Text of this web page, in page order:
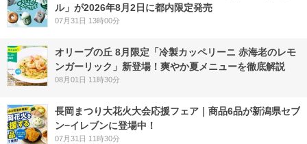
ル」が2026年8月2日に都内限定発売
07月31日 13時00分
オリーブの丘 8月限定「冷製カッペリーニ 赤海老のレモ
ンガーリック」新登場！爽やか夏メニューを徹底解説
08月01日 11時30分
長岡まつり大花火大会応援フェア｜商品6品が新潟県セブ
ン−イレブンに登場中！
07月31日 11時30分